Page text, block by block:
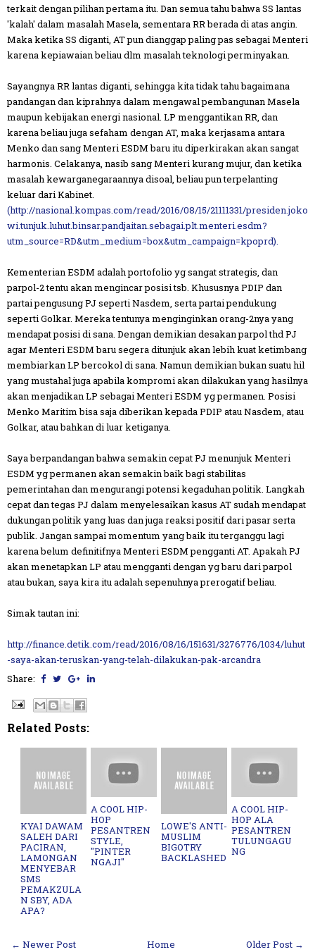
terkait dengan pilihan pertama itu. Dan semua tahu bahwa SS lantas
'kalah' dalam masalah Masela, sementara RR berada di atas angin.
Maka ketika SS diganti, AT pun dianggap paling pas sebagai Menteri
karena kepiawaian beliau dlm masalah teknologi perminyakan.
Sayangnya RR lantas diganti, sehingga kita tidak tahu bagaimana
pandangan dan kiprahnya dalam mengawal pembangunan Masela
maupun kebijakan energi nasional. LP menggantikan RR, dan
karena beliau juga sefaham dengan AT, maka kerjasama antara
Menko dan sang Menteri ESDM baru itu diperkirakan akan sangat
harmonis. Celakanya, nasib sang Menteri kurang mujur, dan ketika
masalah kewarganegaraannya disoal, beliau pun terpelanting
keluar dari Kabinet.
(http://nasional.kompas.com/read/2016/08/15/21111331/presiden.joko
wi.tunjuk.luhut.binsar.pandjaitan.sebagai.plt.menteri.esdm?
utm_source=RD&utm_medium=box&utm_campaign=kpoprd).
Kementerian ESDM adalah portofolio yg sangat strategis, dan
parpol-2 tentu akan mengincar posisi tsb. Khususnya PDIP dan
partai pengusung PJ seperti Nasdem, serta partai pendukung
seperti Golkar. Mereka tentunya menginginkan orang-2nya yang
mendapat posisi di sana. Dengan demikian desakan parpol thd PJ
agar Menteri ESDM baru segera ditunjuk akan lebih kuat ketimbang
membiarkan LP bercokol di sana. Namun demikian bukan suatu hil
yang mustahal juga apabila kompromi akan dilakukan yang hasilnya
akan menjadikan LP sebagai Menteri ESDM yg permanen. Posisi
Menko Maritim bisa saja diberikan kepada PDIP atau Nasdem, atau
Golkar, atau bahkan di luar ketiganya.
Saya berpandangan bahwa semakin cepat PJ menunjuk Menteri
ESDM yg permanen akan semakin baik bagi stabilitas
pemerintahan dan mengurangi potensi kegaduhan politik. Langkah
cepat dan tegas PJ dalam menyelesaikan kasus AT sudah mendapat
dukungan politik yang luas dan juga reaksi positif dari pasar serta
publik. Jangan sampai momentum yang baik itu terganggu lagi
karena belum definitifnya Menteri ESDM pengganti AT. Apakah PJ
akan menetapkan LP atau mengganti dengan yg baru dari parpol
atau bukan, saya kira itu adalah sepenuhnya prerogatif beliau.
Simak tautan ini:
http://finance.detik.com/read/2016/08/16/151631/3276776/1034/luhut
-saya-akan-teruskan-yang-telah-dilakukan-pak-arcandra
Share:
Related Posts:
KYAI DAWAM
SALEH DARI
PACIRAN,
LAMONGAN
MENYEBAR
SMS
PEMAKZULA
N SBY, ADA
APA?
A COOL HIP-
HOP
PESANTREN
STYLE,
"PINTER
NGAJI"
LOWE'S ANTI-
MUSLIM
BIGOTRY
BACKLASHED
A COOL HIP-
HOP ALA
PESANTREN
TULUNGAGU
NG
← Newer Post Older Post →
Home